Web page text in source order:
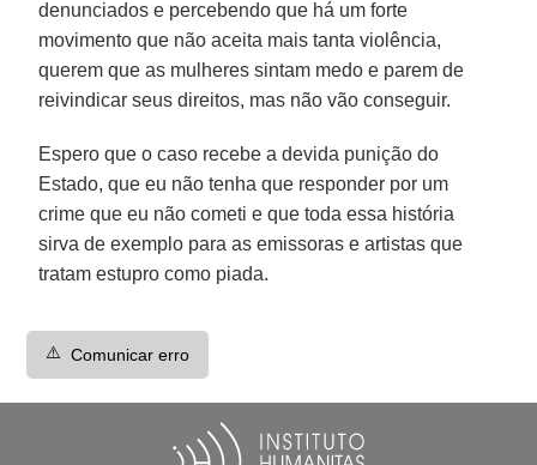
denunciados e percebendo que há um forte
movimento que não aceita mais tanta violência,
querem que as mulheres sintam medo e parem de
reivindicar seus direitos, mas não vão conseguir.
Espero que o caso recebe a devida punição do
Estado, que eu não tenha que responder por um
crime que eu não cometi e que toda essa história
sirva de exemplo para as emissoras e artistas que
tratam estupro como piada.
⚠️ Comunicar erro